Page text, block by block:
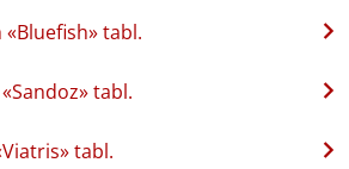
tabl.
tabl.
tabl.